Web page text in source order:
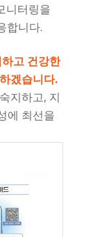
니터링을
합니다.
고 건강한
겠습니다.
지하고, 지
에 최선을